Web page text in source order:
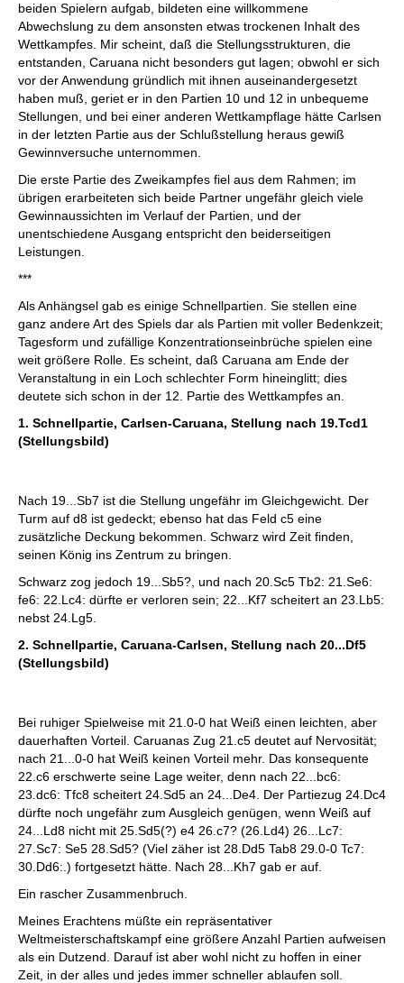
beiden Spielern aufgab, bildeten eine willkommene
Abwechslung zu dem ansonsten etwas trockenen Inhalt des
Wettkampfes. Mir scheint, daß die Stellungsstrukturen, die
entstanden, Caruana nicht besonders gut lagen; obwohl er sich
vor der Anwendung gründlich mit ihnen auseinandergesetzt
haben muß, geriet er in den Partien 10 und 12 in unbequeme
Stellungen, und bei einer anderen Wettkampflage hätte Carlsen
in der letzten Partie aus der Schlußstellung heraus gewiß
Gewinnversuche unternommen.
Die erste Partie des Zweikampfes fiel aus dem Rahmen; im
übrigen erarbeiteten sich beide Partner ungefähr gleich viele
Gewinnaussichten im Verlauf der Partien, und der
unentschiedene Ausgang entspricht den beiderseitigen
Leistungen.
***
Als Anhängsel gab es einige Schnellpartien. Sie stellen eine
ganz andere Art des Spiels dar als Partien mit voller Bedenkzeit;
Tagesform und zufällige Konzentrationseinbrüche spielen eine
weit größere Rolle. Es scheint, daß Caruana am Ende der
Veranstaltung in ein Loch schlechter Form hineinglitt; dies
deutete sich schon in der 12. Partie des Wettkampfes an.
1. Schnellpartie, Carlsen-Caruana, Stellung nach 19.Tcd1
(Stellungsbild)
Nach 19...Sb7 ist die Stellung ungefähr im Gleichgewicht. Der
Turm auf d8 ist gedeckt; ebenso hat das Feld c5 eine
zusätzliche Deckung bekommen. Schwarz wird Zeit finden,
seinen König ins Zentrum zu bringen.
Schwarz zog jedoch 19...Sb5?, und nach 20.Sc5 Tb2: 21.Se6:
fe6: 22.Lc4: dürfte er verloren sein; 22...Kf7 scheitert an 23.Lb5:
nebst 24.Lg5.
2. Schnellpartie, Caruana-Carlsen, Stellung nach 20...Df5
(Stellungsbild)
Bei ruhiger Spielweise mit 21.0-0 hat Weiß einen leichten, aber
dauerhaften Vorteil. Caruanas Zug 21.c5 deutet auf Nervosität;
nach 21...0-0 hat Weiß keinen Vorteil mehr. Das konsequente
22.c6 erschwerte seine Lage weiter, denn nach 22...bc6:
23.dc6: Tfc8 scheitert 24.Sd5 an 24...De4. Der Partiezug 24.Dc4
dürfte noch ungefähr zum Ausgleich genügen, wenn Weiß auf
24...Ld8 nicht mit 25.Sd5(?) e4 26.c7? (26.Ld4) 26...Lc7:
27.Sc7: Se5 28.Sd5? (Viel zäher ist 28.Dd5 Tab8 29.0-0 Tc7:
30.Dd6:.) fortgesetzt hätte. Nach 28...Kh7 gab er auf.
Ein rascher Zusammenbruch.
Meines Erachtens müßte ein repräsentativer
Weltmeisterschaftskampf eine größere Anzahl Partien aufweisen
als ein Dutzend. Darauf ist aber wohl nicht zu hoffen in einer
Zeit, in der alles und jedes immer schneller ablaufen soll.